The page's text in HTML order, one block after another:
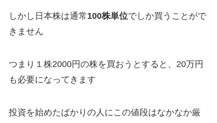
しかし日本株は通常100株単位でしか買うことがで
きません
つまり１株2000円の株を買おうとすると、20万円
も必要になってきます
投資を始めたばかりの人にこの値段はなかなか厳